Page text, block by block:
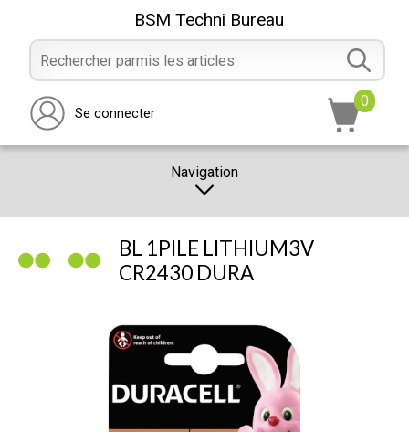
BSM Techni Bureau
Se connecter
0
Navigation
PROMOTION
NOUS CONTACTER
RÉALISATION
BL 1PILE LITHIUM3V
CR2430 DURA